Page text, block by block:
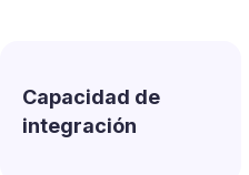
Capacidad de
integración